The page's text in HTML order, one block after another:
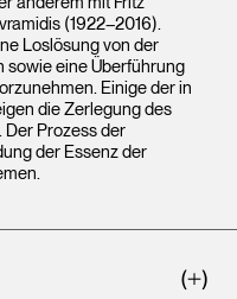
(1922–2016).
Loslösung von der
sowie eine Überführung
Einige der in
die Zerlegung des
Prozess der
der Essenz der